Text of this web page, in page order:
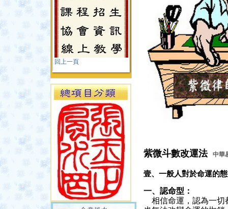
回上一頁
紫微斗數改運法 中華
壹、一般人對於命運的
一、認命型：
相信命運，認為一切